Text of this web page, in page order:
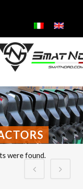
were found.